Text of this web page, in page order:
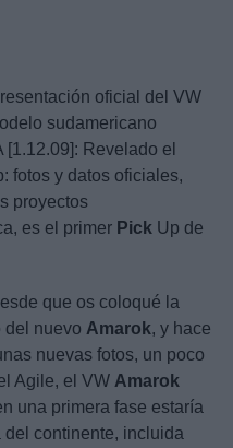
oficial del VW
sudamericano
Revelado el
fotos y datos oficiales,
proyectos
es el primer Pick Up de
que os coloqué la
del nuevo Amarok, y hace
nuevas fotos, un poco
Agile, el VW Amarok
una primera fase estaría
continente, incluida